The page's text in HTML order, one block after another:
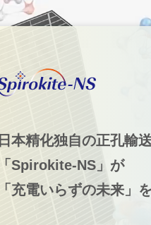
日本精化独自の正孔輸
「Spirokite-NS」が
「充電いらずの未来」